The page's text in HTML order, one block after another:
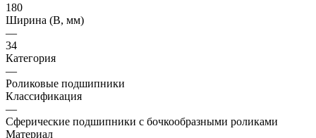
180
Ширина (B, мм)
—
34
Категория
—
Роликовые подшипники
Классификация
—
Сферические подшипники с бочкообразными роликами
Материал